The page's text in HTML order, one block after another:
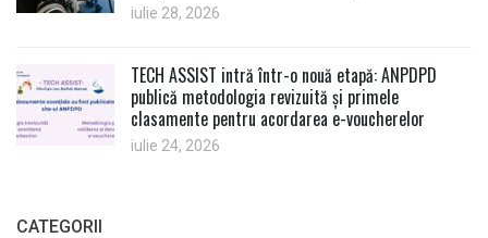
iulie 28, 2026
TECH ASSIST intră într-o nouă etapă: ANPDPD
publică metodologia revizuită și primele
clasamente pentru acordarea e-voucherelor
iulie 24, 2026
CATEGORII